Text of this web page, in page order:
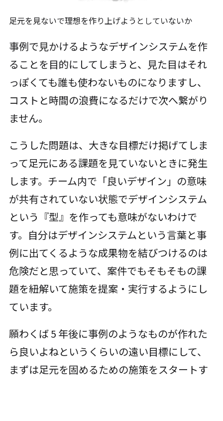
足元を見ないで理想を作り上げようとしていないか
事例で見かけるようなデザインシステムを作
ることを目的にしてしまうと、見た目はそれ
っぽくても誰も使わないものになりますし、
コストと時間の浪費になるだけで次へ繋がり
ません。
こうした問題は、大きな目標だけ掲げてしま
って足元にある課題を見ていないときに発生
します。チーム内で「良いデザイン」の意味
が共有されていない状態でデザインシステム
という『型』を作っても意味がないわけで
す。自分はデザインシステムという言葉と事
例に出てくるような成果物を結びつけるのは
危険だと思っていて、案件でもそもそもの課
題を紐解いて施策を提案・実行するようにし
ています。
願わくば 5 年後に事例のようなものが作れた
ら良いよねというくらいの遠い目標にして、
まずは足元を固めるための施策をスタートす